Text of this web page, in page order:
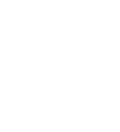
Onze leren
leer,
luxe
breed scala
jouw